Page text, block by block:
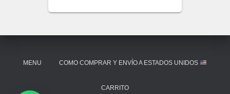
MENU COMO COMPRAR Y ENVÍO A ESTADOS UNIDOS
CARRITO